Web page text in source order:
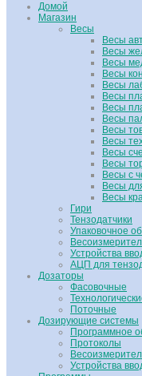
Домой
Магазин
Весы
Весы
Весы
Весы
Весы
Весы
Весы
Весы
Весы
Весы
Весы
Весы
Весы
Весы с
Весы
Весы
Гири
Тензодатчики
Упаковочное
Устройства
АЦП для
Дозаторы
Фасовочные
Поточные
Дозирующие системы
Программное
Протоколы
Устройства